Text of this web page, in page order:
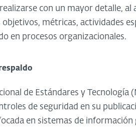
con un mayor detalle,
métricas, actividades
en procesos organizacionales.
de Estándares y Tecnología
de seguridad en su
en sistemas de